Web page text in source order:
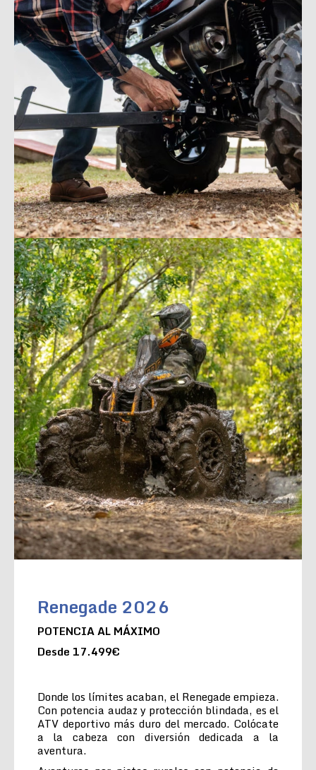
Renegade 2026
POTENCIA AL MÁXIMO
Desde 17.499€
Donde los límites acaban, el Renegade empieza.
Con potencia audaz y protección blindada, es el
ATV deportivo más duro del mercado. Colócate
a la cabeza con diversión dedicada a la
aventura.